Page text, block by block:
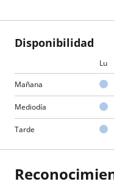
Disponibilidad
Lu
Mañana
Mediodía
Tarde